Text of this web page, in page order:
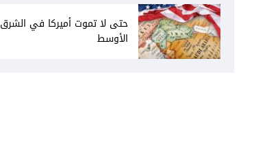
حتى لا تموت أميركا في الشرق
الأوسط